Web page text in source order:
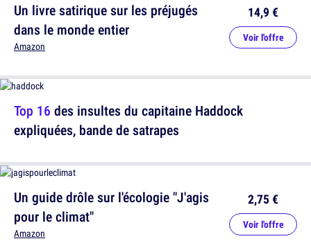
Un livre satirique sur les préjugés
dans le monde entier
Amazon
14,9 €
Voir l'offre
Un guide drôle sur l'écologie "J'agis
pour le climat"
Amazon
2,75 €
Voir l'offre
Top 16 des insultes du capitaine Haddock
expliquées, bande de satrapes